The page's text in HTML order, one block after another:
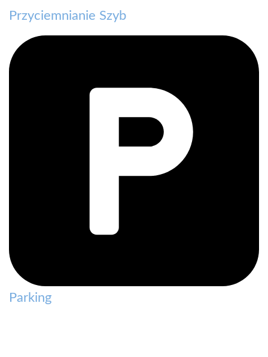
Przyciemnianie Szyb
Parking